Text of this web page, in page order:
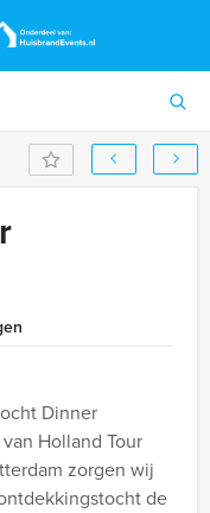
Dinner
Holland Tour
zorgen wij
de